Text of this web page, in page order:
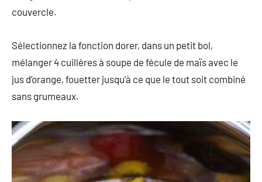
couvercle.
Sélectionnez la fonction dorer, dans un petit bol,
mélanger 4 cuillères à soupe de fécule de maïs avec le
jus d’orange, fouetter jusqu’à ce que le tout soit combiné
sans grumeaux.